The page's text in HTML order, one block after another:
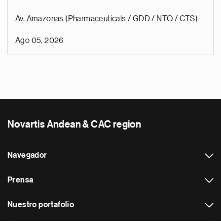
Av. Amazonas (Pharmaceuticals / GDD / NTO / CTS)
Ago 05, 2026
Novartis Andean & CAC region
Navegador
Prensa
Nuestro portafolio